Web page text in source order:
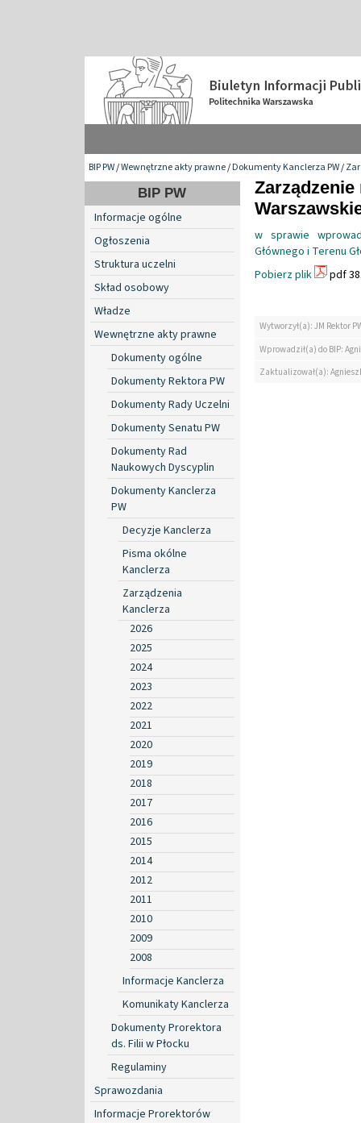
BIP PW/Wewnętrzne akty prawne/Dokumenty Kanclerza PW/
BIP PW
Informacje ogólne
Ogłoszenia
Struktura uczelni
Skład osobowy
Władze
Wewnętrzne akty prawne
Dokumenty ogólne
Dokumenty Rektora PW
Dokumenty Rady Uczelni
Dokumenty Senatu PW
Dokumenty Rad
Naukowych Dyscyplin
Dokumenty Kanclerza
PW
Decyzje Kanclerza
Pisma okólne
Kanclerza
Zarządzenia
Kanclerza
2026
2025
2024
2023
2022
2021
2020
2019
2018
2017
2016
2015
2014
2012
2011
2010
2009
2008
Informacje Kanclerza
Komunikaty Kanclerza
Dokumenty Prorektora
ds. Filii w Płocku
Regulaminy
Sprawozdania
Informacje Prorektorów
w sprawie
Głównego i Terenu
Pobierz plik
pdf
Wytworzył(a): JM Rektor
Wprowadził(a) do BIP:
Zaktualizował(a):